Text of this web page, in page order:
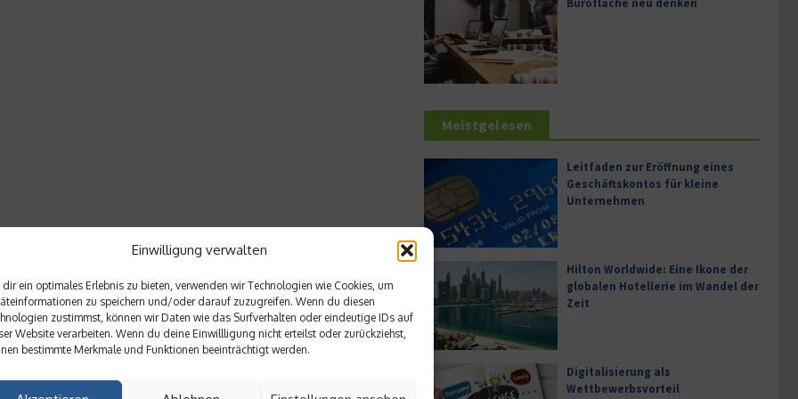
Einwilligung verwalten
dir ein optimales Erlebnis zu bieten, verwenden wir Technologien wie Cookies, um
zu speichern und/oder darauf zuzugreifen. Wenn du diesen
zustimmst, können wir Daten wie das Surfverhalten oder eindeutige IDs auf
Website verarbeiten. Wenn du deine Einwillligung nicht erteilst oder zurückziehst,
bestimmte Merkmale und Funktionen beeinträchtigt werden.
Bürofläche neu denken
Meistgelesen
Leitfaden zur Eröffnung eines
Geschäftskontos für kleine
Unternehmen
Hilton Worldwide: Eine Ikone der
globalen Hotellerie im Wandel der
Zeit
Digitalisierung als
Wettbewerbsvorteil